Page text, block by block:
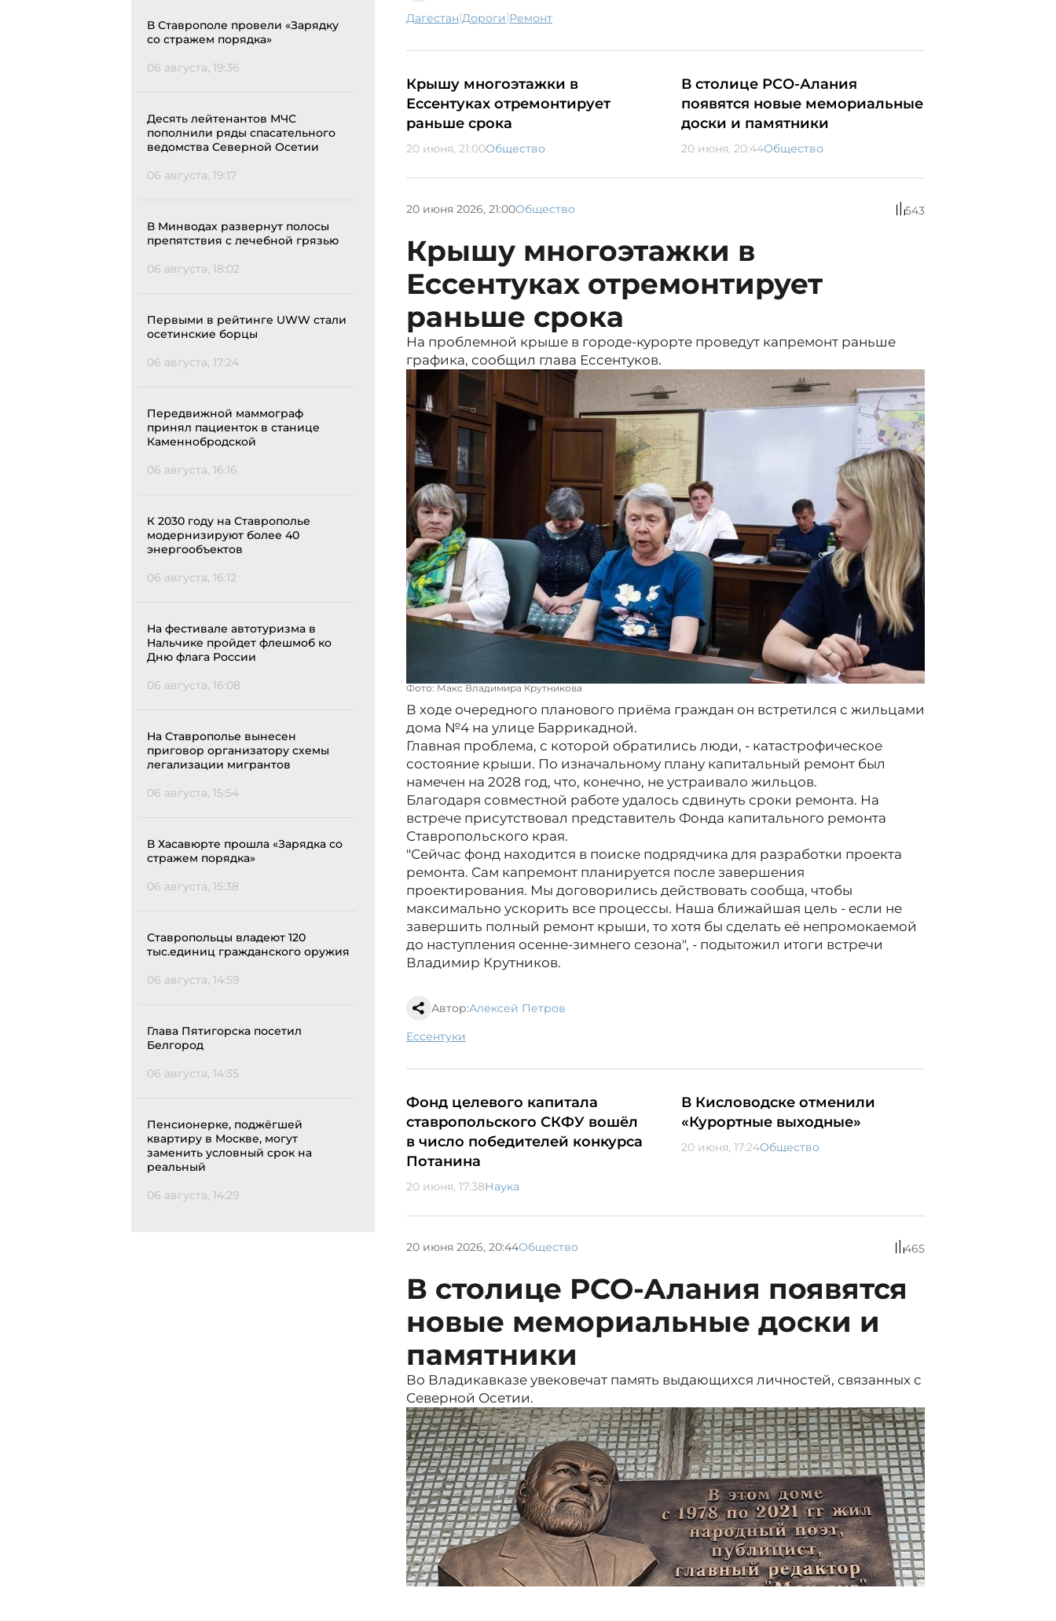
В Ставрополе провели «Зарядку
со стражем порядка»
06 августа, 19:36
Десять лейтенантов МЧС
пополнили ряды спасательного
ведомства Северной Осетии
06 августа, 19:17
В Минводах развернут полосы
препятствия с лечебной грязью
06 августа, 18:02
Первыми в рейтинге UWW стали
осетинские борцы
06 августа, 17:24
Передвижной маммограф
принял пациенток в станице
Каменнобродской
06 августа, 16:16
К 2030 году на Ставрополье
модернизируют более 40
энергообъектов
06 августа, 16:12
На фестивале автотуризма в
Нальчике пройдет флешмоб ко
Дню флага России
06 августа, 16:08
На Ставрополье вынесен
приговор организатору схемы
легализации мигрантов
06 августа, 15:54
В Хасавюрте прошла «Зарядка со
стражем порядка»
06 августа, 15:38
Ставропольцы владеют 120
тыс.единиц гражданского оружия
06 августа, 14:59
Глава Пятигорска посетил
Белгород
06 августа, 14:35
Пенсионерке, поджёгшей
квартиру в Москве, могут
заменить условный срок на
реальный
06 августа, 14:29
Дагестан| дороги| ремонт
Крышу многоэтажки в
Ессентуках отремонтирует
раньше срока
20 июня, 21:00Общество
В столице РСО-Алания
появятся новые мемориальные
доски и памятники
20 июня, 20:44Общество
20 июня 2026, 21:00Общество 543
Крышу многоэтажки в
Ессентуках отремонтирует
раньше срока
На проблемной крыше в городе-курорте проведут капремонт раньше
графика, сообщил глава Ессентуков.
Фото: Макс Владимира Крутникова
В ходе очередного планового приёма граждан он встретился с жильцами
дома №4 на улице Баррикадной.
Главная проблема, с которой обратились люди, - катастрофическое
состояние крыши. По изначальному плану капитальный ремонт был
намечен на 2028 год, что, конечно, не устраивало жильцов.
Благодаря совместной работе удалось сдвинуть сроки ремонта. На
встрече присутствовал представитель Фонда капитального ремонта
Ставропольского края.
"Сейчас фонд находится в поиске подрядчика для разработки проекта
ремонта. Сам капремонт планируется после завершения
проектирования. Мы договорились действовать сообща, чтобы
максимально ускорить все процессы. Наша ближайшая цель - если не
завершить полный ремонт крыши, то хотя бы сделать её непромокаемой
до наступления осенне-зимнего сезона", - подытожил итоги встречи
Владимир Крутников.
Автор:Алексей Петров
Ессентуки
Фонд целевого капитала
ставропольского СКФУ вошёл
в число победителей конкурса
Потанина
20 июня, 17:38Наука
В Кисловодске отменили
«Курортные выходные»
20 июня, 17:24Общество
20 июня 2026, 20:44Общество 465
В столице РСО-Алания появятся
новые мемориальные доски и
памятники
Во Владикавказе увековечат память выдающихся личностей, связанных с
Северной Осетии.